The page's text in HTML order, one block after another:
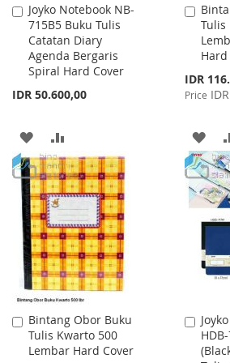
Joyko Notebook NB-
715B5 Buku Tulis
Catatan Diary
Agenda Bergaris
Spiral Hard Cover
IDR 50.600,00
Add
to
Cart
ADD
TO
WISH
LIST
TO
COMPARE
Tulis
Hard
Special
Price
IDR
Price
Add
to
Cart
ADD
TO
LIST
Bintang Obor Buku
Tulis Kwarto 500
Lembar Hard Cover
Add
to
Cart
Add
to
Cart